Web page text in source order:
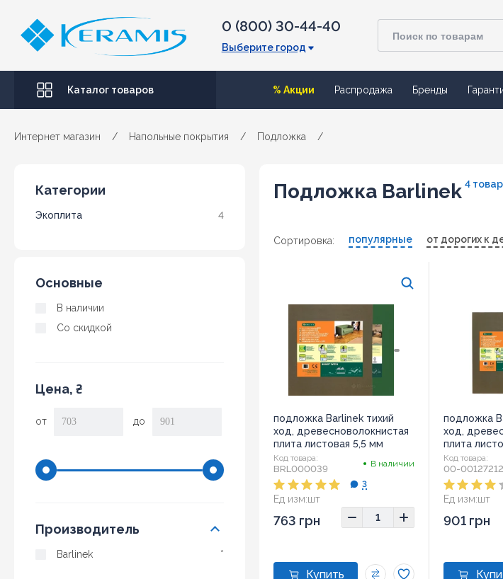
0 (800) 30-44-40
Выберите город
Каталог товаров % Акции Распродажа Бренды
Интернет магазин / Напольные покрытия / Подложка /
Категории
Экоплита 4
Основные
В наличии
Со скидкой
Цена, ₴
от до
Производитель
Barlinek *
Подложка Barlinek 4
Сортировка: популярные от дорогих к
подложка Barlinek тихий
ход, древесноволокнистая
плита листовая 5,5 мм
Код товара:
BRL000039 В наличии
Ед изм:шт
3
763 грн
подложка
ход,
плита
Код товара:
00-00127212
Ед изм:шт
901 грн